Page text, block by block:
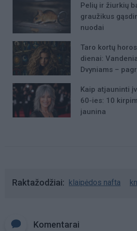
Pelių ir žiurkių
graužikus
nuodai
Taro kortų
dienai:
Dvyniams –
Kaip atjauninti
60-ies: 10
jaunina
Raktažodžiai klaipėdos nafta
Komentarai